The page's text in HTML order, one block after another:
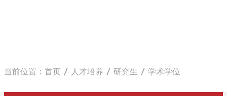
当前位置： 首页 人才培养 研究生 学术学位